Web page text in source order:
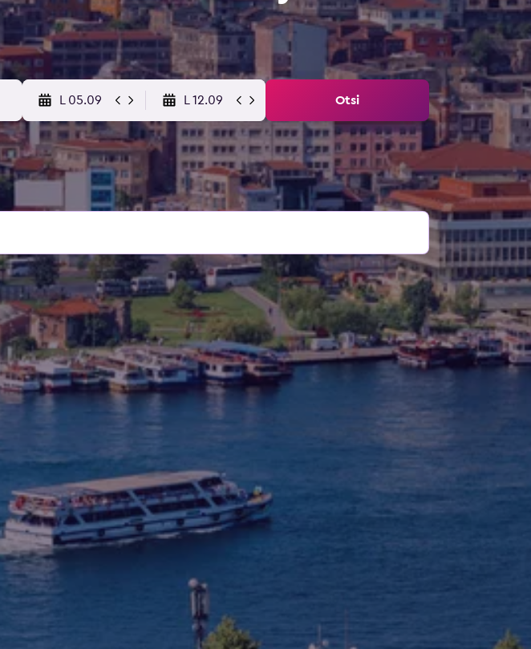
L 05.09 L 12.09 Otsi